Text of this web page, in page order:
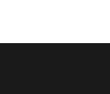
inte baseras på...